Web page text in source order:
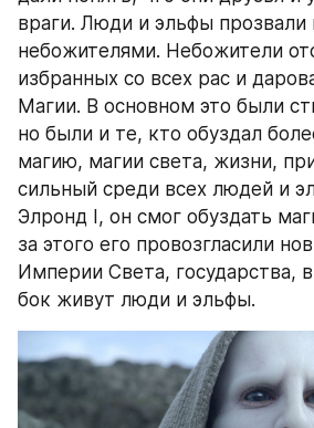
враги. Люди и эльфы прозвали
небожителями. Небожители
избранных со всех рас и
Магии. В основном это были
но были и те, кто обуздал
магию, магии света, жизни,
сильный среди всех людей и
Элронд I, он смог обуздать
за этого его провозгласили
Империи Света, государства,
бок живут люди и эльфы.